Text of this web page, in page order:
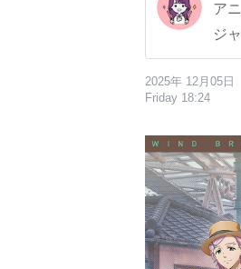
ア
ジ
2025年 12月05日
Friday 18:24